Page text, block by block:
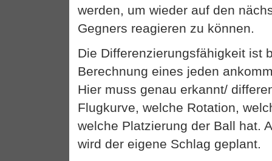
werden, um wieder auf den
Gegners reagieren zu können.
Die Differenzierungsfähigkeit ist
Berechnung eines jeden
Hier muss genau erkannt/
Flugkurve, welche Rotation,
welche Platzierung der Ball hat.
wird der eigene Schlag geplant.